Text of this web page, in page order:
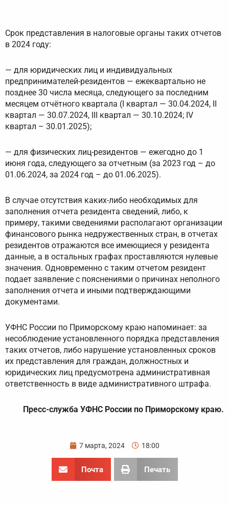
Срок представления в налоговые органы таких отчетов
в 2024 году:
— для юридических лиц и индивидуальных
предпринимателей-резидентов — ежеквартально не
позднее 30 числа месяца, следующего за последним
месяцем отчётного квартала (I квартал — 30.04.2024, II
квартал — 30.07.2024, III квартал — 30.10.2024; IV
квартал – 30.01.2025);
— для физических лиц-резидентов — ежегодно до 1
июня года, следующего за отчетным (за 2023 год – до
01.06.2024, за 2024 год – до 01.06.2025).
В случае отсутствия каких-либо необходимых для
заполнения отчета резидента сведений, либо, к
примеру, такими сведениями располагают организации
финансового рынка недружественных стран, в отчетах
резидентов отражаются все имеющиеся у резидента
данные, а в остальных графах проставляются нулевые
значения. Одновременно с таким отчетом резидент
подает заявление с пояснениями о причинах неполного
заполнения отчета и иными подтверждающими
документами.
УФНС России по Приморскому краю напоминает: за
несоблюдение установленного порядка представления
таких отчетов, либо нарушение установленных сроков
их представления для граждан, должностных и
юридических лиц предусмотрена административная
ответственность в виде административного штрафа.
Пресс-служба УФНС России по Приморскому краю.
7 марта, 2024 18:00
Почта Печать